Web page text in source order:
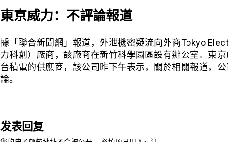
東京威力：不評論報道
據「聯合新聞網」報道，外泄機密疑流向外商Tokyo
力科創）廠商，該廠商在新竹科學園區設有辦公室。東
台積電的供應商，該公司昨下午表示，關於相關報道，
論。
发表回复